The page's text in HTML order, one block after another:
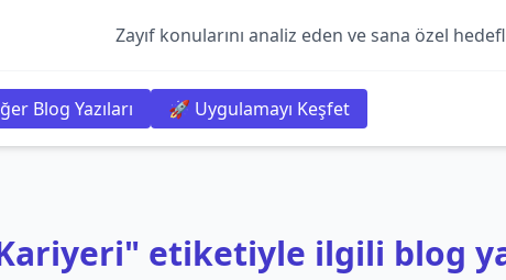
Zayıf konularını analiz eden ve sana özel
Blog Yazıları 🚀 Uygulamayı Keşfet
etiketiyle ilgili blog